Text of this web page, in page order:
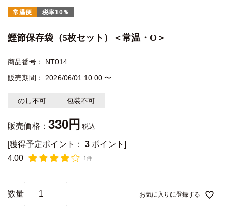
常温便 税率10％
鰹節保存袋（5枚セット）＜常温・O＞
商品番号
NT014
販売期間
2026/06/01 10:00 〜
のし不可 包装不可
販売価格： 330 税込
[獲得予定ポイント： 3 ポイント]
4.00
1件
お気に入りに登録する